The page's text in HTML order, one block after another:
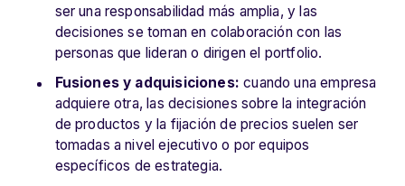
ser una responsabilidad más amplia, y las
decisiones se toman en colaboración con las
personas que lideran o dirigen el portfolio.
Fusiones y adquisiciones: cuando una empresa
adquiere otra, las decisiones sobre la integración
de productos y la fijación de precios suelen ser
tomadas a nivel ejecutivo o por equipos
específicos de estrategia.